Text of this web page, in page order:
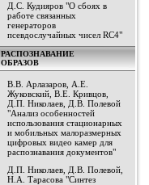
Д.С. Кудияров "О сбоях в
работе связанных
генераторов
псевдослучайных чисел RC4"
РАСПОЗНАВАНИЕ
ОБРАЗОВ
В.В. Арлазаров, А.Е.
Жуковский, В.Е. Кривцов,
Д.П. Николаев, Д.В. Полевой
"Анализ особенностей
использования стационарных
и мобильных малоразмерных
цифровых видео камер для
распознавания документов"
Д.П. Николаев, Д.В. Полевой,
Н.А. Тарасова "Синтез